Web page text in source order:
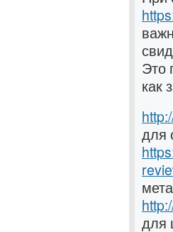
Это
как
для
для